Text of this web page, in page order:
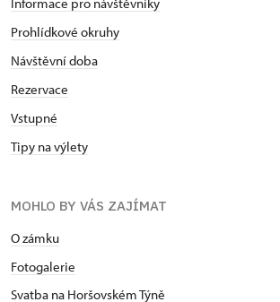
Prohlídkové okruhy
Návštěvní doba
Rezervace
Vstupné
Tipy na výlety
MOHLO BY VÁS ZAJÍMAT
O zámku
Fotogalerie
Svatba na Horšovském Týně